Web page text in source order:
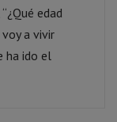
edad
voy a vivir
ha ido el